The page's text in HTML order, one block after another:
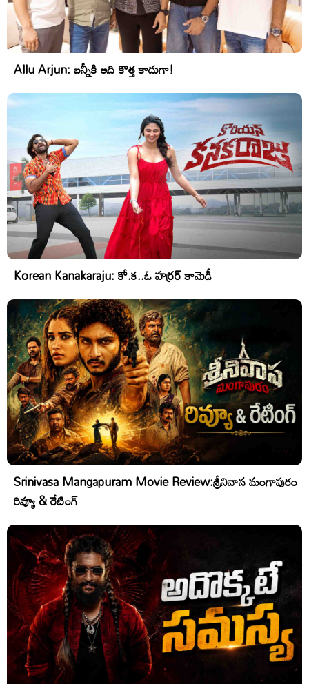
Allu Arjun: బన్నీకి ఇది కొత్త కాదుగా!
Korean Kanakaraju: కో.క..ఓ హర్రర్ కామెడీ
Srinivasa Mangapuram Movie Review:శ్రీనివాస మంగాపురం
రివ్యూ & రేటింగ్